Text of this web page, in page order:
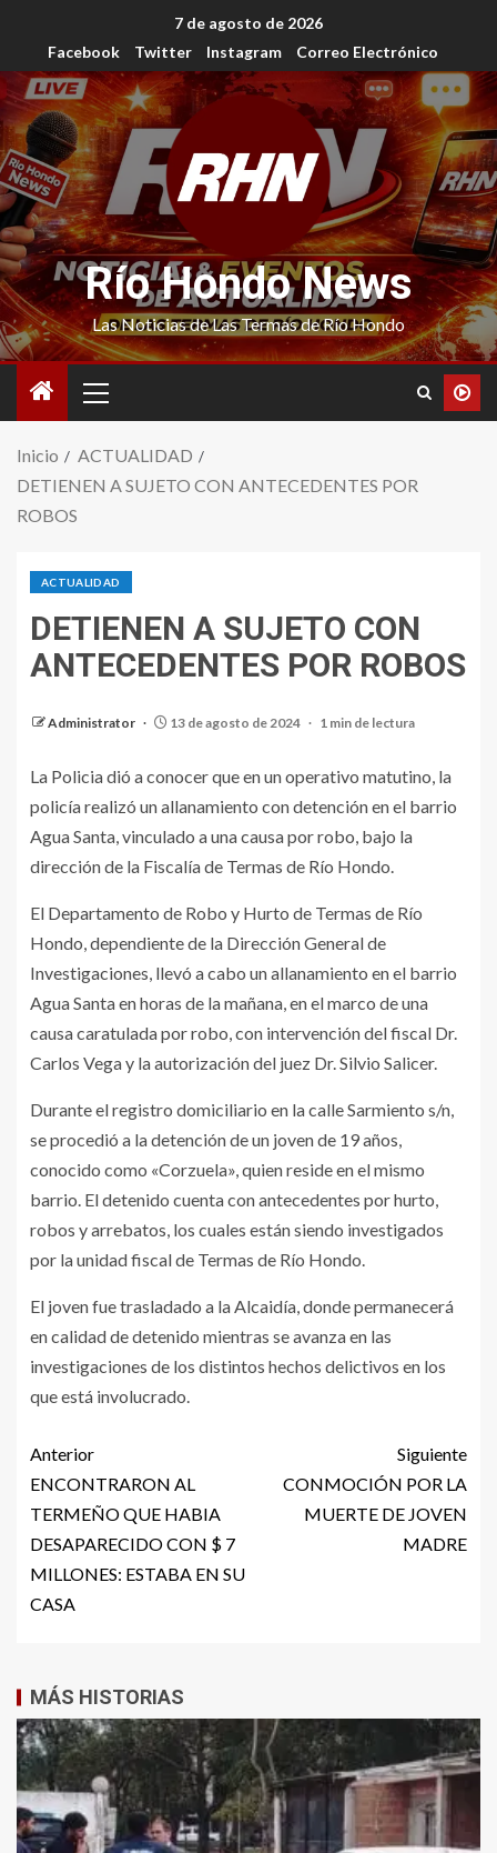
7 de agosto de 2026
Facebook
Twitter Instagram Correo Electrónico
Río Hondo News
Las Noticias de Las Termas de Río Hondo
Inicio
ACTUALIDAD
DETIENEN A SUJETO CON ANTECEDENTES POR
ROBOS
ACTUALIDAD
DETIENEN A SUJETO CON
ANTECEDENTES POR ROBOS
Administrator 13 de agosto de 2024 1 min de lectura
La Policia dió a conocer que en un operativo matutino, la
policía realizó un allanamiento con detención en el barrio
Agua Santa, vinculado a una causa por robo, bajo la
dirección de la Fiscalía de Termas de Río Hondo.
El Departamento de Robo y Hurto de Termas de Río
Hondo, dependiente de la Dirección General de
Investigaciones, llevó a cabo un allanamiento en el barrio
Agua Santa en horas de la mañana, en el marco de una
causa caratulada por robo, con intervención del fiscal Dr.
Carlos Vega y la autorización del juez Dr. Silvio Salicer.
Durante el registro domiciliario en la calle Sarmiento s/n,
se procedió a la detención de un joven de 19 años,
conocido como «Corzuela», quien reside en el mismo
barrio. El detenido cuenta con antecedentes por hurto,
robos y arrebatos, los cuales están siendo investigados
por la unidad fiscal de Termas de Río Hondo.
El joven fue trasladado a la Alcaidía, donde permanecerá
en calidad de detenido mientras se avanza en las
investigaciones de los distintos hechos delictivos en los
que está involucrado.
Anterior
ENCONTRARON AL
TERMEÑO QUE HABIA
DESAPARECIDO CON $ 7
MILLONES: ESTABA EN SU
CASA
Siguiente
CONMOCIÓN POR LA
MUERTE DE JOVEN
MADRE
MÁS HISTORIAS